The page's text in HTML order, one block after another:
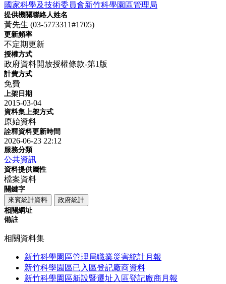
國家科學及技術委員會新竹科學園區管理局
提供機關聯絡人姓名
黃先生 (03-5773311#1705)
更新頻率
不定期更新
授權方式
政府資料開放授權條款-第1版
計費方式
免費
上架日期
2015-03-04
資料集上架方式
原始資料
詮釋資料更新時間
2026-06-23 22:12
服務分類
公共資訊
資料提供屬性
檔案資料
關鍵字
來賓統計資料
政府統計
相關網址
備註
相關資料集
新竹科學園區管理局職業災害統計月報
新竹科學園區已入區登記廠商資料
新竹科學園區新設暨遷址入區登記廠商月報